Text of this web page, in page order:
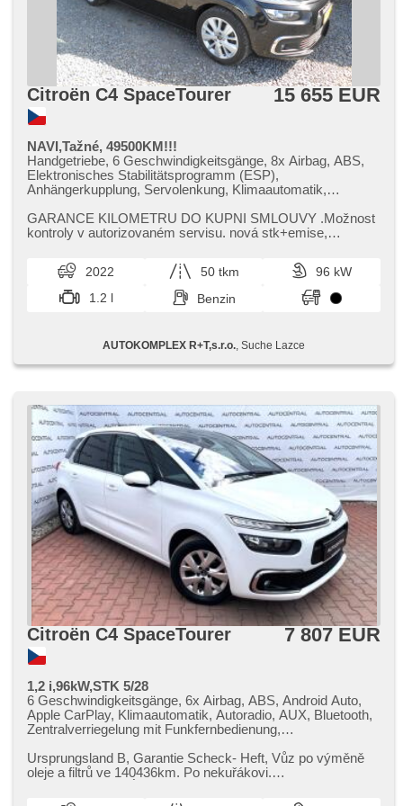
Citroën C4 SpaceTourer 15 655 EUR
NAVI,Tažné, 49500KM!!!
Handgetriebe, 6 Geschwindigkeitsgänge, 8x Airbag, ABS,
Elektronisches Stabilitätsprogramm (ESP),
Anhängerkupplung, Servolenkung, Klimaautomatik,
hlasové ovládání palubního počítače, dotykové ovládání
palubního počítače, elektronická ruční brzda, Navigation,
Scheibenwischersensor, Lenkrad einstellbar,
Multifunktionslenkrad, Beifahrerairbagdeaktivierung,
Bluetooth, El. Seitenscheiben, El. Klappspiegel, starten per
Taste, Wegfahrsperre, Zentralverriegelung mit
Abnutzungssensor des Bremsbelages, autom. Aktivation
der Warnflutlicht, Nebelscheinwerfer, Start-Stop System,
Heckscheibenwischer, Getönte Scheiben, přední pohon,
digitální přístrojová deska
GARANCE KILOMETRU DO KUPNI SMLOUVY .Možnost
kontroly v autorizovaném servisu. nová stk​+emise,​
2022 50 tkm
96 kW
1.2 l
Benzin
AUTOKOMPLEX R+T,s.r.o. , Suche Lazce
Citroën C4 SpaceTourer 7 807 EUR
1,2 i,96kW,STK 5/28
6 Geschwindigkeitsgänge, 6x Airbag, ABS, Android Auto,
Apple CarPlay, Klimaautomatik, Autoradio, AUX, Bluetooth,
Zentralverriegelung mit Funkfernbedienung,
Rücksitzbank, täglich Leuchten, digitální přístrojová deska,
dojezdové rezervní kolo, dotykové ovládání palubního
Klappspiegel, El. Anlasser, El. Spiegel, elektronická ruční
Ursprungsland B,​ Garantie Scheck​- Heft,​ Vůz po výměně
oleje a filtrů ve 140436km. Po nekuřákovi.